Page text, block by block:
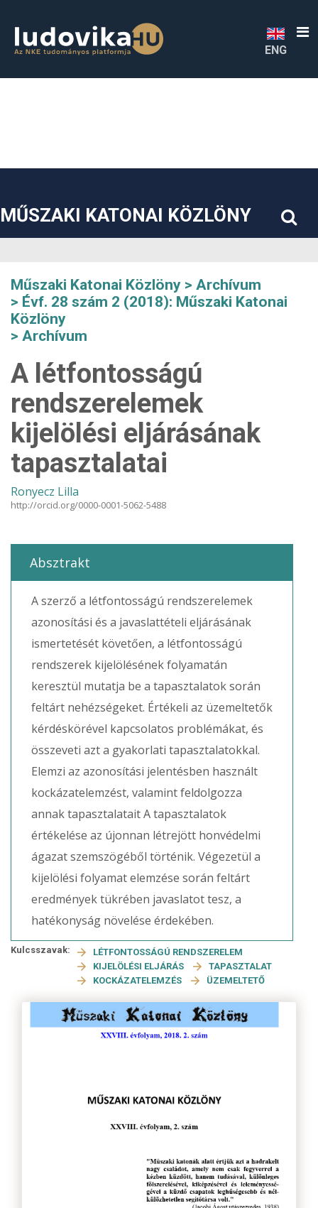
##plugins.themes.bootstrap3.accessible_menu.sidebar##
ENG
MŰSZAKI KATONAI KÖZLÖNY
Műszaki Katonai Közlöny
Archívum
Évf. 28 szám 2 (2018): Műszaki Katonai
Közlöny
Archívum
A létfontosságú
rendszerelemek
kijelölési eljárásának
tapasztalatai
Ronyecz Lilla
http://orcid.org/0000-0001-5062-5488
Absztrakt
A szerző a létfontosságú rendszerelemek
azonosítási és a javaslattételi eljárásának
ismertetését követően, a létfontosságú
rendszerek kijelölésének folyamatán
keresztül mutatja be a tapasztalatok során
feltárt nehézségeket. Értékeli az üzemeltetők
kérdéskörével kapcsolatos problémákat, és
összeveti azt a gyakorlati tapasztalatokkal.
Elemzi az azonosítási jelentésben használt
kockázatelemzést, valamint feldolgozza
annak tapasztalatait A tapasztalatok
értékelése az újonnan létrejött honvédelmi
ágazat szemszögéből történik. Végezetül a
kijelölési folyamat elemzése során feltárt
eredmények tükrében javaslatot tesz, a
hatékonyság növelése érdekében.
Kulcsszavak:
LÉTFONTOSSÁGÚ RENDSZERELEM
KIJELÖLÉSI ELJÁRÁS
TAPASZTALAT
KOCKÁZATELEMZÉS
ÜZEMELTETŐ